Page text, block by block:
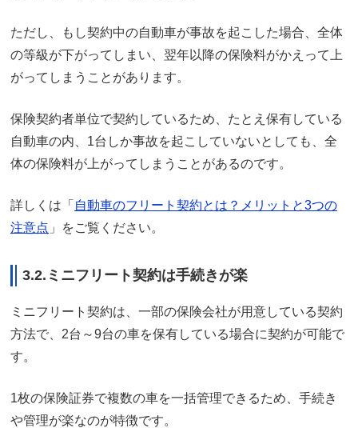
ただし、もし契約中の自動車が事故を起こした場合、全体
の等級が下がってしまい、翌年以降の保険料がかえって上
がってしまうことがあります。
保険契約者単位で契約しているため、たとえ保有している
自動車の内、1台しか事故を起こしていないとしても、全
体の保険料が上がってしまうことがあるのです。
詳しくは「 自動車のフリート契約とは？メリットと3つの
注意点 」をご覧ください。
3.2.ミニフリート契約は手続きが楽
ミニフリート契約は、一部の保険会社が用意している契約
方法で、2台～9台の車を保有している場合に契約が可能で
す。
1枚の保険証券で複数の車を一括管理できるため、手続き
や管理が楽なのが特徴です。